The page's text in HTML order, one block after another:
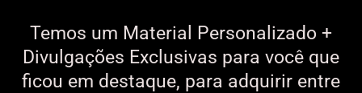
Temos um Material Personalizado +
Divulgações Exclusivas para você que
ficou em destaque, para adquirir entre